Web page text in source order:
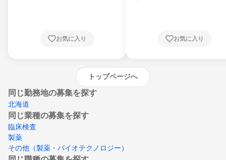
崎県、熊本県、大分県、宮崎県、鹿児島県、
お気に入り お気に入り
トップページへ
同じ勤務地の募集を探す
北海道
同じ業種の募集を探す
臨床検査
製薬
その他（製薬・バイオテクノロジー）